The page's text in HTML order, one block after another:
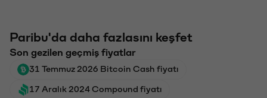
Paribu'da daha fazlasını keşfet
Son gezilen geçmiş fiyatlar
31 Temmuz 2026 Bitcoin Cash fiyatı
17 Aralık 2024 Compound fiyatı